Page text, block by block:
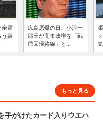
余震
う嫌
広島原爆の日、小沢一
郎氏が高市政権を「戦
前回帰路線」と...
もっと見る
手がけたカード入りウエハ